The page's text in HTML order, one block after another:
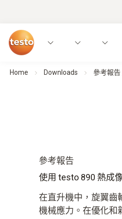
Home Downloads 參考報
參考報告
使用 testo 890 熱成
在直升機中，旋翼齒
機械應力。在優化和